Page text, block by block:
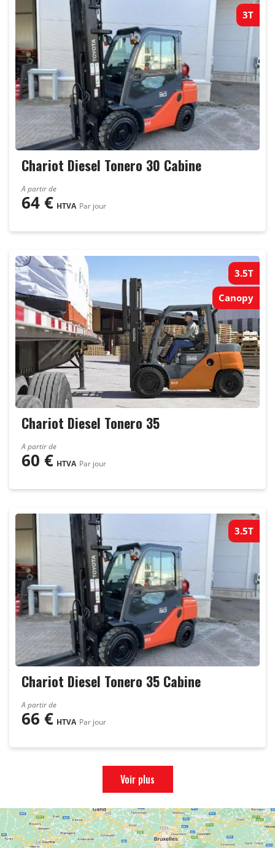
3T
Chariot Diesel Tonero 30 Cabine
A partir de
64€ HTVA Par jour
3.5T
Canopy
Chariot Diesel Tonero 35
A partir de
60 € HTVA Par jour
3.5T
Chariot Diesel Tonero 35 Cabine
A partir de
66 € HTVA Par jour
Voir plus